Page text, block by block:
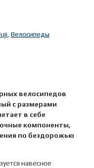
Велосипеды
велосипедов
с размерами
в себе
компоненты,
по бездорожью
навесное